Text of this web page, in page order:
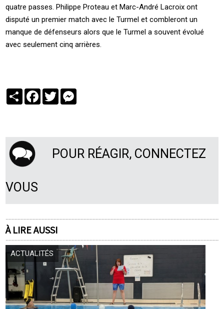
quatre passes. Philippe Proteau et Marc-André Lacroix ont
disputé un premier match avec le Turmel et combleront un
manque de défenseurs alors que le Turmel a souvent évolué
avec seulement cinq arrières.
PartagerFacebook
Twitter
POUR RÉAGIR, CONNECTEZ
VOUS
À LIRE AUSSI
ACTUALITÉS